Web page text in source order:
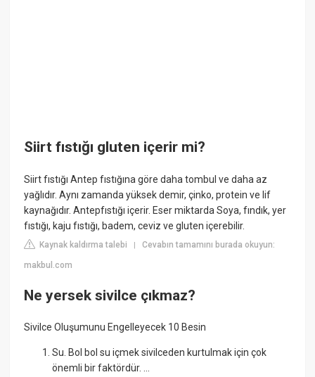
Siirt fıstığı gluten içerir mi?
Siirt fıstığı Antep fıstığına göre daha tombul ve daha az
yağlıdır. Aynı zamanda yüksek demir, çinko, protein ve lif
kaynağıdır. Antepfıstığı içerir. Eser miktarda Soya, fındık, yer
fıstığı, kaju fıstığı, badem, ceviz ve gluten içerebilir.
Kaynak kaldırma talebi |Cevabın tamamını burada okuyun:
makbul.com
Ne yersek sivilce çıkmaz?
Sivilce Oluşumunu Engelleyecek 10 Besin
Su. Bol bol su içmek sivilceden kurtulmak için çok
önemli bir faktördür. ...